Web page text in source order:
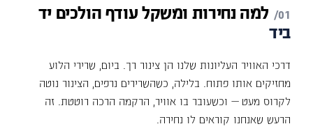
למה נחירות ומשקלעודףהולכים יד
ביד
דרכי האוויר העליונות שלנו הן צינור רך. ביום, שרירי הלוע
מחזיקים אותו פתוח. בלילה, כשהשרירים נרפים, הצינור נוטה
לקרוס מעט — וכשעובר בו אוויר, הרקמה הרכה רוטטת. זה
הרעש שאנחנו קוראים לו נחירה.